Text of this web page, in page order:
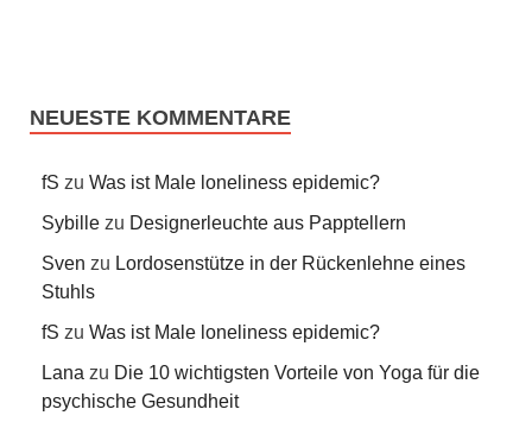
NEUESTE KOMMENTARE
fS zu Was ist Male loneliness epidemic?
Sybille zu Designerleuchte aus Papptellern
Sven zu Lordosenstütze in der Rückenlehne eines
Stuhls
fS zu Was ist Male loneliness epidemic?
Lana zu Die 10 wichtigsten Vorteile von Yoga für die
psychische Gesundheit